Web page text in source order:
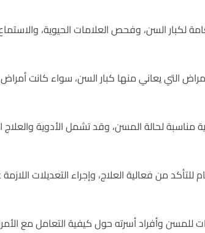
لكبار السن، وفحص العلامات الحيوية،
التي يعاني منها كبار السن، سواء كانت
لحالة المسن، وقد تشمل الأدوية والعلاج
للتأكد من فعالية العلاج، وإجراء التعديلات
للمسن وأفراد أسرته حول كيفية التعامل مع